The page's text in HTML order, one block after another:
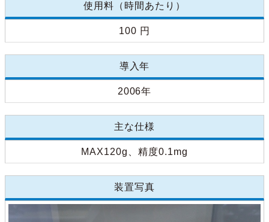
使用料（時間あたり）
100 円
導入年
2006年
主な仕様
MAX120g、精度0.1mg
装置写真